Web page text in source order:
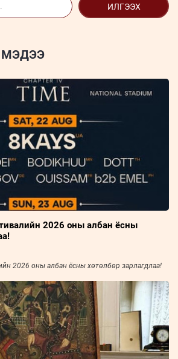
ИЛГЭЭХ
МЭДЭЭ
2026 оны албан ёсны
2026 оны албан ёсны хөтөлбөр зарлагдлаа!